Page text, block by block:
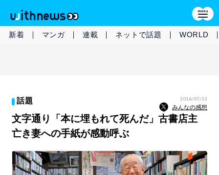
新着 マンガ 連載 ネットで話題 WORLD
話題 2016/07/13
みんなの感想
文字通り「本に埋もれて死んだ」古書店主
亡き妻への手紙が感動呼ぶ